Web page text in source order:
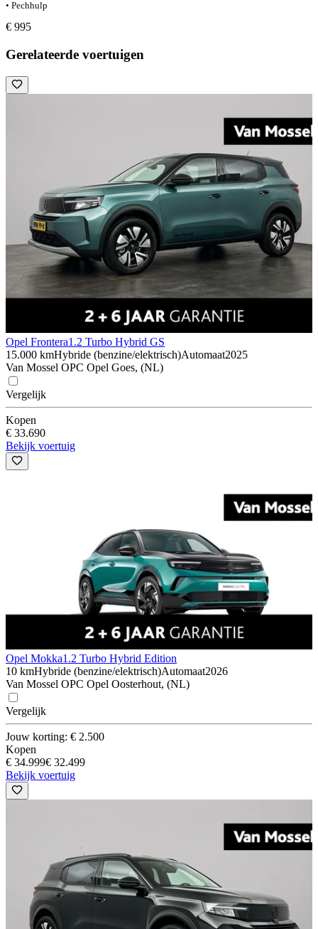
• Pechhulp
€ 995
Gerelateerde voertuigen
Opel Frontera1.2 Turbo Hybrid GS
15.000 kmHybride (benzine/elektrisch)Automaat2025
Van Mossel OPC Opel Goes, (NL)
Vergelijk
Kopen
€ 33.690
Bekijk voertuig
Opel Mokka1.2 Turbo Hybrid Edition
10 kmHybride (benzine/elektrisch)Automaat2026
Van Mossel OPC Opel Oosterhout, (NL)
Vergelijk
Jouw korting: € 2.500
Kopen
€ 34.999€ 32.499
Bekijk voertuig